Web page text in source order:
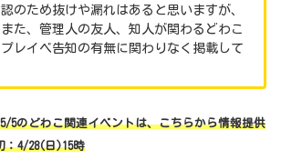
のため抜けや漏れはあると思いますが、
た、管理人の友人、知人が関わるどわこ
レイベ告知の有無に関わりなく掲載して
5のどわこ関連イベントは、こちらから情報提供
：4/28(日)15時